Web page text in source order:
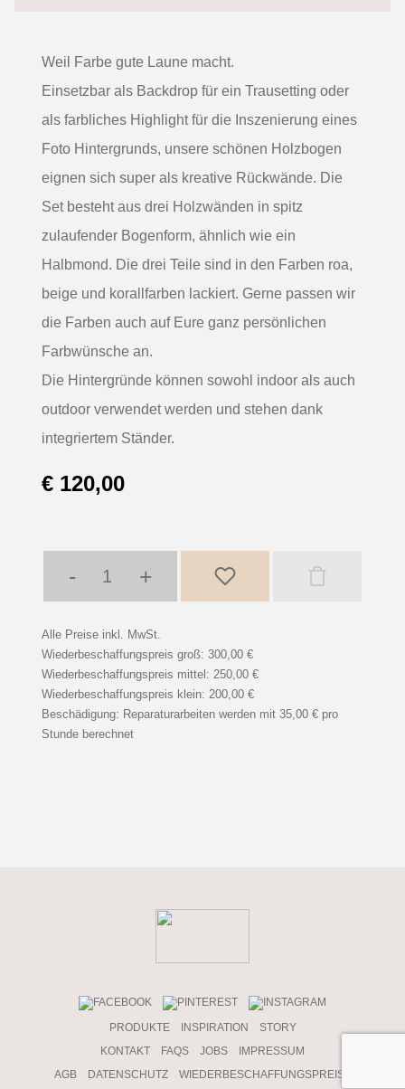
Weil Farbe gute Laune macht.
Einsetzbar als Backdrop für ein Trausetting oder
als farbliches Highlight für die Inszenierung eines
Foto Hintergrunds, unsere schönen Holzbogen
eignen sich super als kreative Rückwände. Die
Set besteht aus drei Holzwänden in spitz
zulaufender Bogenform, ähnlich wie ein
Halbmond. Die drei Teile sind in den Farben roa,
beige und korallfarben lackiert. Gerne passen wir
die Farben auch auf Eure ganz persönlichen
Farbwünsche an.
Die Hintergründe können sowohl indoor als auch
outdoor verwendet werden und stehen dank
integriertem Ständer.
€ 120,00
- +
Alle Preise inkl. MwSt.
Wiederbeschaffungspreis groß: 300,00 €
Wiederbeschaffungspreis mittel: 250,00 €
Wiederbeschaffungspreis klein: 200,00 €
Beschädigung: Reparaturarbeiten werden mit 35,00 € pro
Stunde berechnet
PRODUKTE INSPIRATION
STORY
KONTAKT
FAQS JOBS
IMPRESSUM
AGB
DATENSCHUTZ WIEDERBESCHAFFUNGSPREISE